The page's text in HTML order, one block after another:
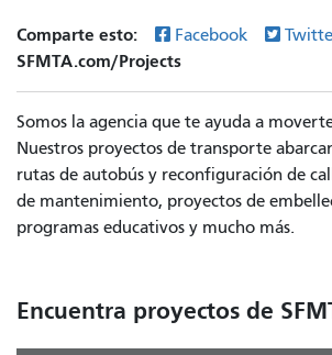
Comparte esto: Facebook
SFMTA.com/Projects
Somos la agencia que te ayuda a
Nuestros proyectos de transporte
rutas de autobús y reconfiguración de
de mantenimiento, proyectos de
programas educativos y mucho más.
Encuentra proyectos de